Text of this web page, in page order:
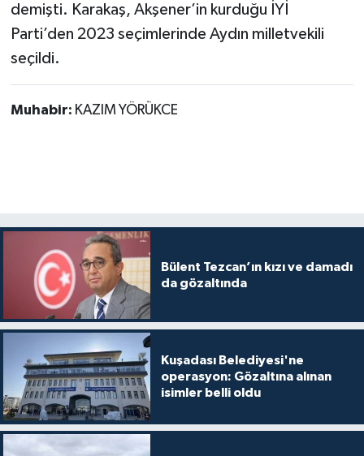
demişti. Karakaş, Akşener’in kurduğu İYİ
Parti’den 2023 seçimlerinde Aydın milletvekili
seçildi.
Muhabir: KAZIM YÖRÜKCE
Bülent Tezcan’ın kızı ve damadı
da gözaltında
Kuşadası Belediyesi'ne
operasyon: Gözaltına alınan
isimler belli oldu